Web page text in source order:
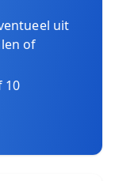
uit
of
10